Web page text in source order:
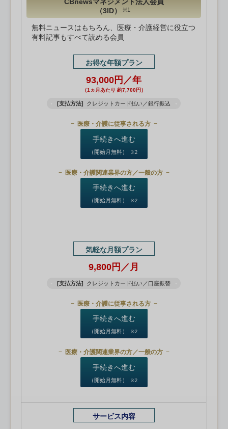
（3ID）
※1
無料ニュースはもちろん、医療・介護経営に役立つ
有料記事もすべて読める会員
お得な年額プラン
93,000円／年
（1ヵ月あたり 約7,700円）
[支払方法] クレジットカード払い／銀行振込
医療・介護に従事される方
手続きへ進む
（開始月無料） ※2
医療・介護関連業界の方／一般の方
手続きへ進む
（開始月無料） ※2
気軽な月額プラン
9,800円／月
[支払方法] クレジットカード払い／口座振替
医療・介護に従事される方
手続きへ進む
（開始月無料） ※2
医療・介護関連業界の方／一般の方
手続きへ進む
（開始月無料） ※2
サービス内容